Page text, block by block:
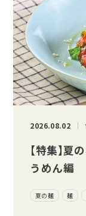
2026.08.02
【特集】
うめん編
夏の麺 麺